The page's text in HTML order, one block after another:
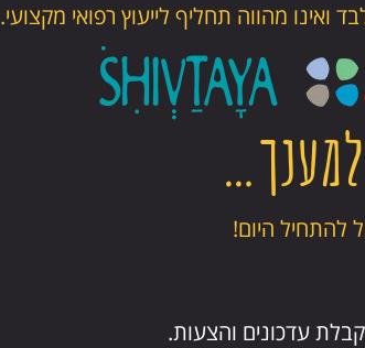
ואינו מהווה תחליף לייעוץ רפואי מקצועי.
להתחיל היום!
עדכונים והצעות.